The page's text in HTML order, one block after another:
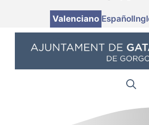
Valenciano Español